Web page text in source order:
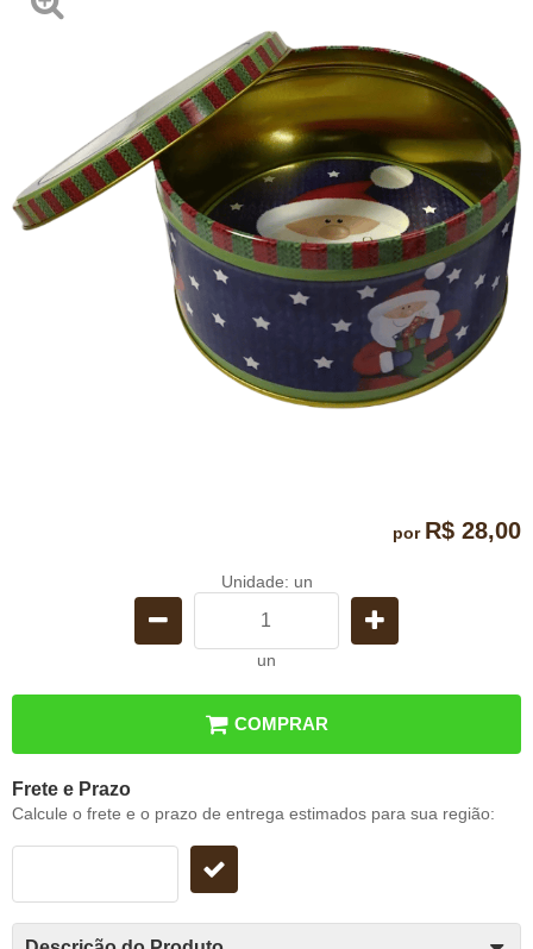
por R$ 28,00
Unidade: un
un
COMPRAR
Frete e Prazo
Calcule o frete e o prazo de entrega estimados para sua região: